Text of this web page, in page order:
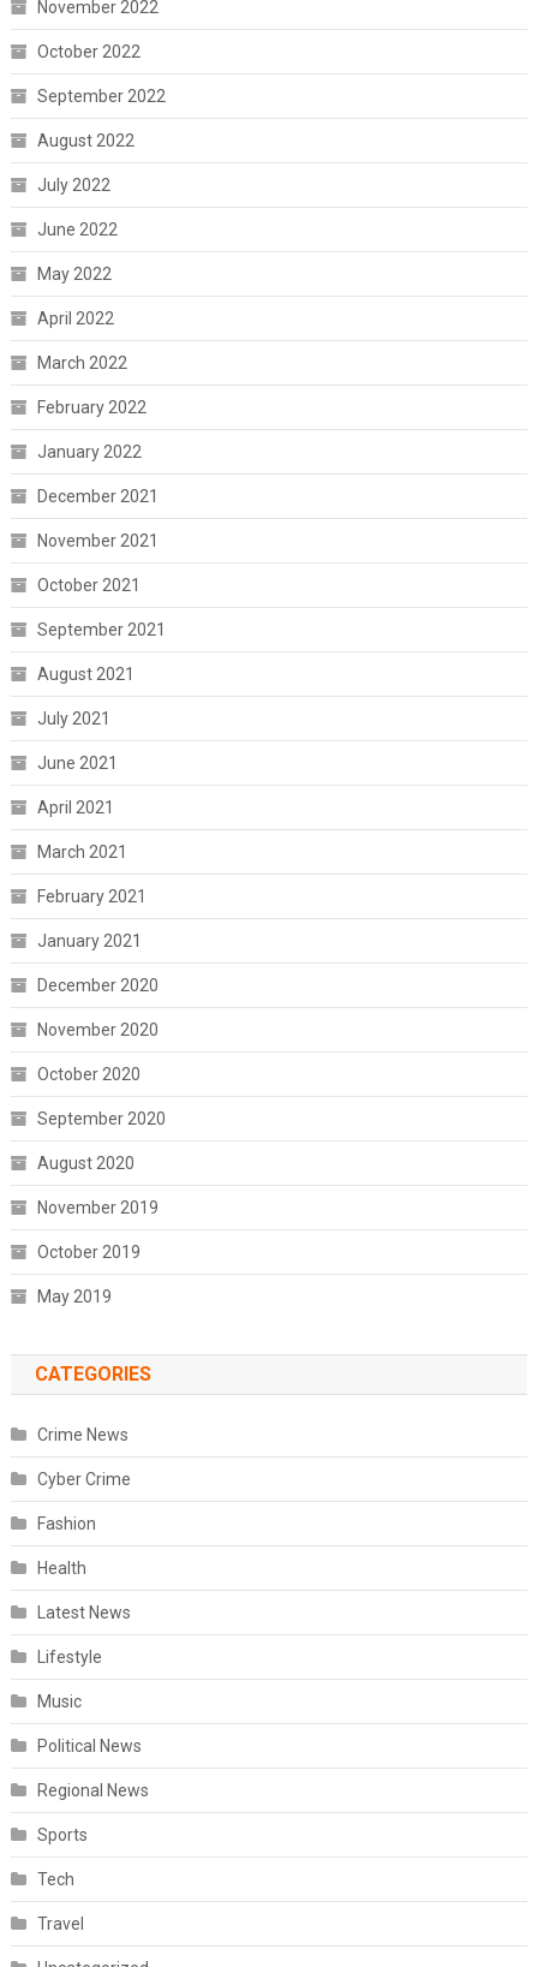
November 2022
October 2022
September 2022
August 2022
July 2022
June 2022
May 2022
April 2022
March 2022
February 2022
January 2022
December 2021
November 2021
October 2021
September 2021
August 2021
July 2021
June 2021
April 2021
March 2021
February 2021
January 2021
December 2020
November 2020
October 2020
September 2020
August 2020
November 2019
October 2019
May 2019
CATEGORIES
Crime News
Cyber Crime
Fashion
Health
Latest News
Lifestyle
Music
Political News
Regional News
Sports
Tech
Travel